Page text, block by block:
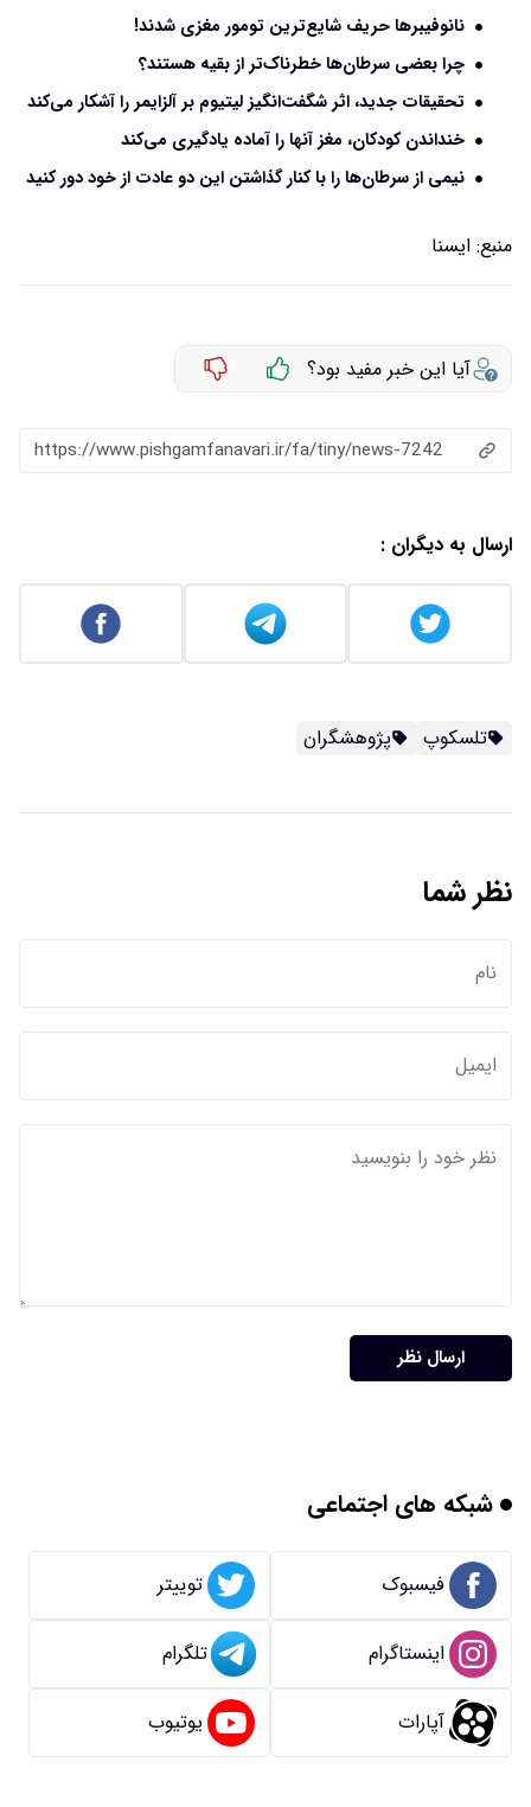
نانوفیبرها حریف شایع‌ترین تومور مغزی شدند!
چرا بعضی سرطان‌ها خطرناک‌تر از بقیه هستند؟
تحقیقات جدید، اثر شگفت‌انگیز لیتیوم بر آلزایمر را آشکار می‌کند
خنداندن کودکان، مغز آنها را آماده یادگیری می‌کند
نیمی از سرطان‌ها را با کنار گذاشتن این دو عادت از خود دور کنید
منبع: ايسنا
آیا این خبر مفید بود؟
https://www.pishgamfanavari.ir/fa/tiny/news-7242
ارسال به دیگران :
تلسکوپ پژوهشگران
نظر شما
ارسال نظر
شبکه های اجتماعی
فیسبوک توییتر
اینستاگرام تلگرام
آپارات یوتیوب